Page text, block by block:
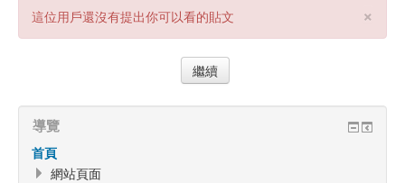
×
這位用戶還沒有提出你可以看的貼文
導覽
首頁
網站頁面